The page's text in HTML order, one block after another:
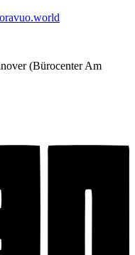
(Bürocenter Am